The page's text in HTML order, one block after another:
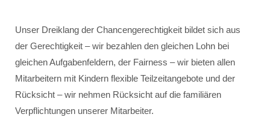
Unser Dreiklang der Chancengerechtigkeit bildet sich aus
der Gerechtigkeit – wir bezahlen den gleichen Lohn bei
gleichen Aufgabenfeldern, der Fairness – wir bieten allen
Mitarbeitern mit Kindern flexible Teilzeitangebote und der
Rücksicht – wir nehmen Rücksicht auf die familiären
Verpflichtungen unserer Mitarbeiter.